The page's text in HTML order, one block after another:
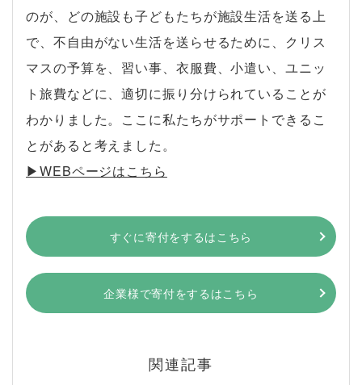
のが、どの施設も子どもたちが施設生活を送る上
で、不自由がない生活を送らせるために、クリス
マスの予算を、習い事、衣服費、小遣い、ユニッ
ト旅費などに、適切に振り分けられていることが
わかりました。ここに私たちがサポートできるこ
とがあると考えました。
▶︎WEBページはこちら
すぐに寄付をするはこちら
企業様で寄付をするはこちら
関連記事